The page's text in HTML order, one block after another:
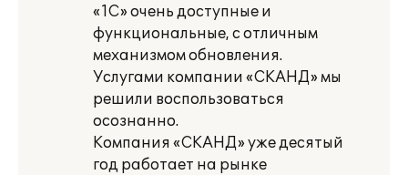
«1С» очень доступные и
функциональные, с отличным
механизмом обновления.
Услугами компании «СКАНД» мы
решили воспользоваться
осознанно.
Компания «СКАНД» уже десятый
год работает на рынке